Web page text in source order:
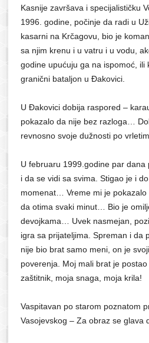
Kasnije završava i specijalističku
1996. godine, počinje da radi u
kasarni na Krčagovu, bio je
sa njim krenu i u vatru i u vodu,
godine upućuju ga na ispomoć, ili
granični bataljon u Đakovici.
U Đakovici dobija raspored –
pokazalo da nije bez razloga…
revnosno svoje dužnosti po
U februaru 1999.godine par
i da se vidi sa svima. Stigao je i
momenat… Vreme mi je pokazalo
da otima svaki minut… Bio je
devojkama… Uvek nasmejan,
igra sa prijateljima. Spreman i da
nije bio brat samo meni, on je
poverenja. Moj mali brat je
zaštitnik, moja snaga, moja krila!
Vaspitavan po starom poznatom
Vasojevskog – Za obraz se glava